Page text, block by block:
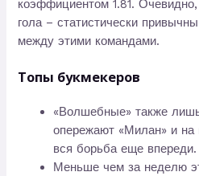
коэффициентом 1.81.
гола – статистически
между этими командами.
Топы букмекеров
«Волшебные» также
опережают «Милан» и
вся борьба еще впереди.
Меньше чем за неделю